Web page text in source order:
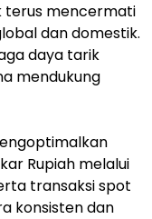
terus mencermati
dan domestik.
daya tarik
mendukung
Rupiah melalui
transaksi spot
konsisten dan